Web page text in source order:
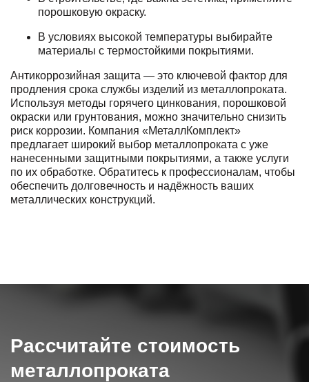
порошковую окраску.
В условиях высокой температуры выбирайте
материалы с термостойкими покрытиями.
Антикоррозийная защита — это ключевой фактор для
продления срока службы изделий из металлопроката.
Используя методы горячего цинкования, порошковой
окраски или грунтования, можно значительно снизить
риск коррозии. Компания «МеталлКомплект»
предлагает широкий выбор металлопроката с уже
нанесенными защитными покрытиями, а также услуги
по их обработке. Обратитесь к профессионалам, чтобы
обеспечить долговечность и надёжность ваших
металлических конструкций.
Рассчитайте стоимость
металлопроката